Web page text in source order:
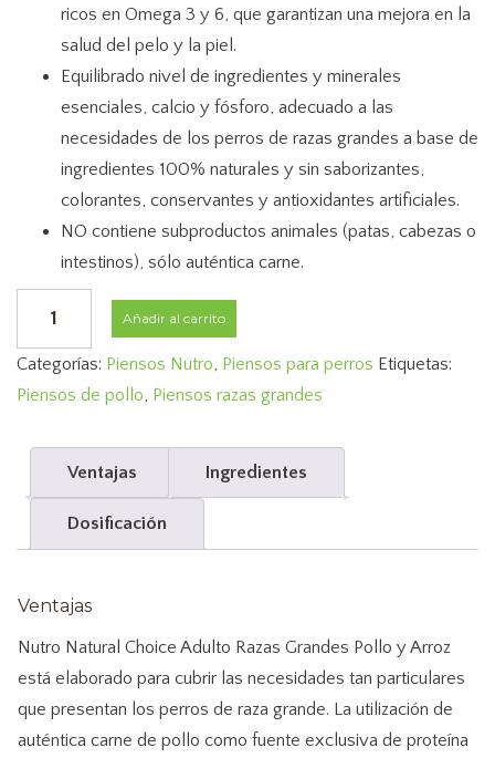
ricos en Omega 3 y 6, que garantizan una mejora en la
salud del pelo y la piel.
Equilibrado nivel de ingredientes y minerales
esenciales, calcio y fósforo, adecuado a las
necesidades de los perros de razas grandes a base de
ingredientes 100% naturales y sin saborizantes,
colorantes, conservantes y antioxidantes artificiales.
NO contiene subproductos animales (patas, cabezas o
intestinos), sólo auténtica carne.
ADULTO
POLLO
GRANDE
12KG
Añadir al carrito
Categorías: Piensos Nutro Piensos para perros Etiquetas:
Piensos de pollo Piensos razas grandes
Ventajas Ingredientes
Dosificación
Ventajas
Nutro Natural Choice Adulto Razas Grandes Pollo y Arroz
está elaborado para cubrir las necesidades tan particulares
que presentan los perros de raza grande. La utilización de
auténtica carne de pollo como fuente exclusiva de proteína